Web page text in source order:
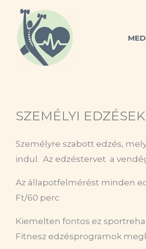
content
SZEMÉLYI EDZÉSEK
Személyre szabott edzés,
indul. Az edzéstervet a
Az állapotfelmérést minden
Ft/60 perc
Kiemelten fontos ez
Fitnesz edzésprogramok